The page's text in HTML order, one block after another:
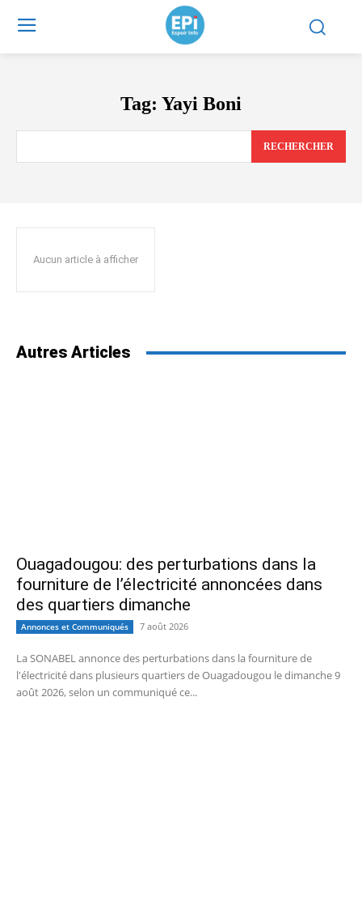
Tag: Yayi Boni
RECHERCHER
Aucun article à afficher
Autres Articles
Ouagadougou: des perturbations dans la
fourniture de l’électricité annoncées dans
des quartiers dimanche
Annonces et Communiqués 7 août 2026
La SONABEL annonce des perturbations dans la fourniture de
l'électricité dans plusieurs quartiers de Ouagadougou le dimanche 9
août 2026, selon un communiqué ce...